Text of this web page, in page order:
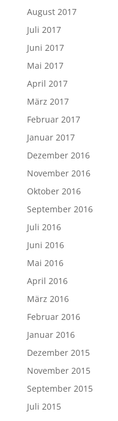
August 2017
Juli 2017
Juni 2017
Mai 2017
April 2017
März 2017
Februar 2017
Januar 2017
Dezember 2016
November 2016
Oktober 2016
September 2016
Juli 2016
Juni 2016
Mai 2016
April 2016
März 2016
Februar 2016
Januar 2016
Dezember 2015
November 2015
September 2015
Juli 2015